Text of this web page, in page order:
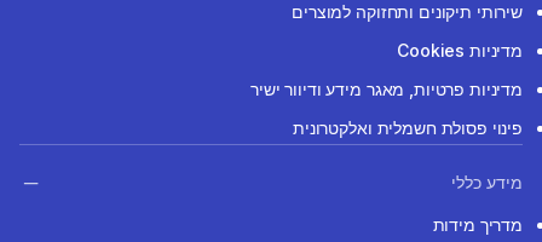
שירותי תיקונים ותחזוקה למוצרים
מדיניות Cookies
מדיניות פרטיות, מאגר מידע ודיוור ישיר
פינוי פסולת חשמלית ואלקטרונית
מידע כללי
מדריך מידות